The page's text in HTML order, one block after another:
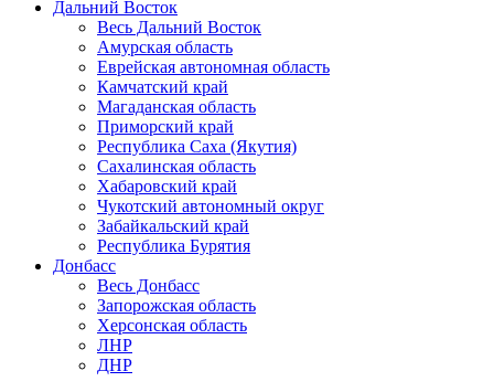
Дальний Восток
Весь Дальний Восток
Амурская область
Еврейская автономная область
Камчатский край
Магаданская область
Приморский край
Республика Саха (Якутия)
Сахалинская область
Хабаровский край
Чукотский автономный округ
Забайкальский край
Республика Бурятия
Донбасс
Весь Донбасс
Запорожская область
Херсонская область
ЛНР
ДНР